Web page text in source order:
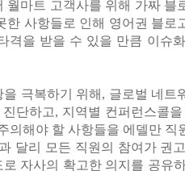
월마트 고객사를 위해 가짜 블
한 사항들로 인해 영어권 블로
격을 받을 수 있을 만큼 이슈
극복하기 위해, 글로벌 네트
단하고, 지역별 컨퍼런스콜
의해야 할 사항들을 에델만 직
달리 모든 직원의 참여가 권
자사의 확고한 의지를 공유